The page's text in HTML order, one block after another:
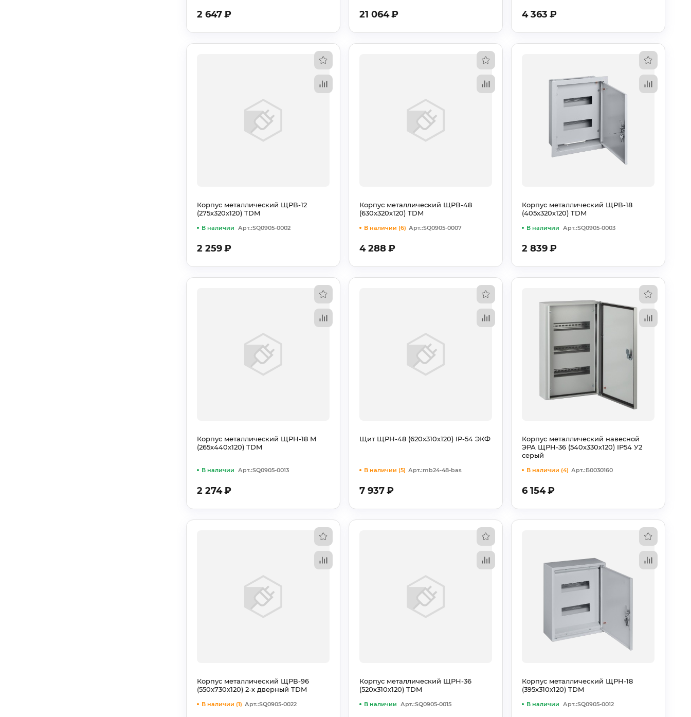
2 647₽ 21 064₽ 4 363 ₽
Арт.:SQ0905-0002
В наличии
Корпус металлический ЩРВ-12
(275х320х120) TDM
2 259₽
Арт.:SQ0905-0007
В наличии (6)
Корпус металлический ЩРВ-48
(630х320х120) TDM
4 288₽
Арт.:SQ0905-0003
В наличии
Корпус металлический ЩРВ-18
(405х320х120) TDM
2 839₽
Арт.:SQ0905-0013
В наличии
Корпус металлический ЩРН-18 М
(265х440х120) TDM
2 274₽
Арт.:mb24-48-bas
В наличии (5)
Щит ЩРН-48 (620х310х120) IP-54 ЭКФ
7 937₽
Арт.:Б0030160
В наличии (4)
Корпус металлический навесной
ЭРА ЩРН-36 (540х330х120) IP54 У2
серый
6 154₽
Арт.:SQ0905-0022
В наличии (1)
Корпус металлический ЩРВ-96
(550х730х120) 2-х дверный TDM
Арт.:SQ0905-0015
В наличии
Корпус металлический ЩРН-36
(520х310х120) TDM
Арт.:SQ0905-0012
В наличии
Корпус металлический ЩРН-18
(395х310х120) TDM